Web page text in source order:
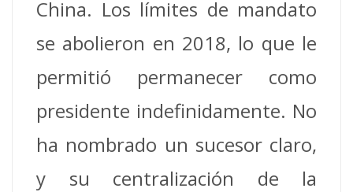
China. Los límites de mandato
se abolieron en 2018, lo que le
permitió permanecer como
presidente indefinidamente. No
ha nombrado un sucesor claro,
y su centralización de la